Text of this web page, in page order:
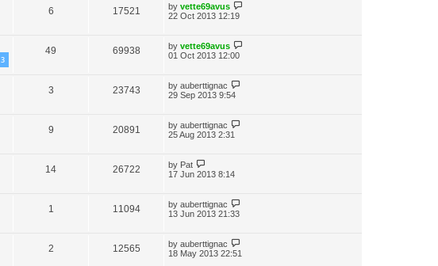
6 17521 by vette69avus
22 Oct 2013 12:19
3
49 69938 by vette69avus
01 Oct 2013 12:00
3 23743 by auberttignac
29 Sep 2013 9:54
9 20891 by auberttignac
25 Aug 2013 2:31
14 26722 by Pat
17 Jun 2013 8:14
1 11094 by auberttignac
13 Jun 2013 21:33
2 12565 by auberttignac
18 May 2013 22:51